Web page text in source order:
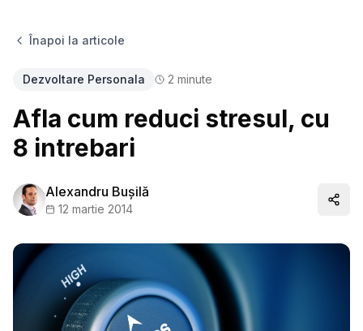
Înapoi la articole
Dezvoltare Personala 2 minute
Afla cum reduci stresul, cu
8 intrebari
Alexandru Buşilă
12 martie 2014